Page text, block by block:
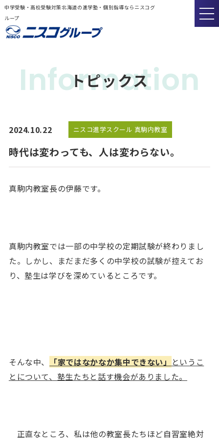
中学受験・高校受験対策北海道の進学塾・個別指導ならニスコグ
ループ
トピックス
Information
2024.10.22 ニスコ進学スクール 真駒内教室
時代は変わっても、人は変わらない。
真駒内教室長の伊藤です。
真駒内教室では一部の中学校の定期試験が終わりまし
た。しかし、まだまだ多くの中学校の試験が控えてお
り、塾生は学びを深めているところです。
そんな中、 「家ではなかなか集中できない」 というこ
とについて、塾生たちと話す機会がありました。
正直なところ、私は他の教室長たちほど自習室絶対